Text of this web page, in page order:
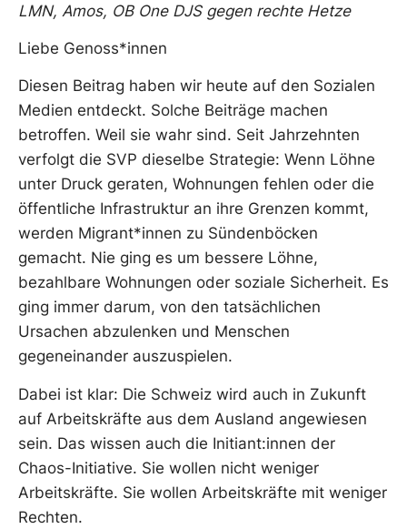
LMN, Amos, OB One DJS gegen rechte Hetze
Liebe Genoss*innen
Diesen Beitrag haben wir heute auf den Sozialen
Medien entdeckt. Solche Beiträge machen
betroffen. Weil sie wahr sind. Seit Jahrzehnten
verfolgt die SVP dieselbe Strategie: Wenn Löhne
unter Druck geraten, Wohnungen fehlen oder die
öffentliche Infrastruktur an ihre Grenzen kommt,
werden Migrant*innen zu Sündenböcken
gemacht. Nie ging es um bessere Löhne,
bezahlbare Wohnungen oder soziale Sicherheit. Es
ging immer darum, von den tatsächlichen
Ursachen abzulenken und Menschen
gegeneinander auszuspielen.
Dabei ist klar: Die Schweiz wird auch in Zukunft
auf Arbeitskräfte aus dem Ausland angewiesen
sein. Das wissen auch die Initiant:innen der
Chaos-Initiative. Sie wollen nicht weniger
Arbeitskräfte. Sie wollen Arbeitskräfte mit weniger
Rechten.